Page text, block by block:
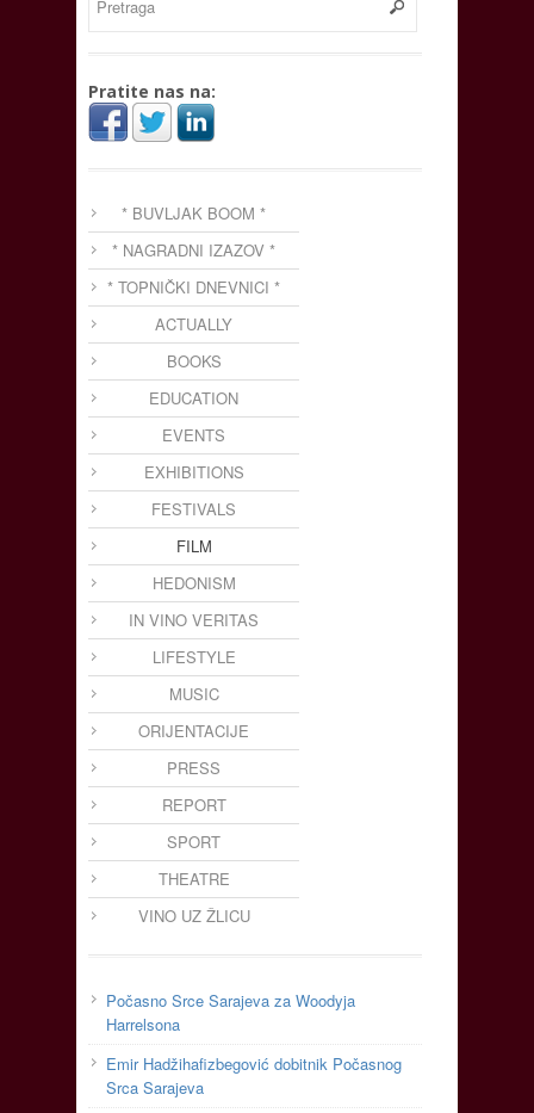
Pratite nas na:
* BUVLJAK BOOM *
* NAGRADNI IZAZOV *
* TOPNIČKI DNEVNICI *
ACTUALLY
BOOKS
EDUCATION
EVENTS
EXHIBITIONS
FESTIVALS
FILM
HEDONISM
IN VINO VERITAS
LIFESTYLE
MUSIC
ORIJENTACIJE
PRESS
REPORT
SPORT
THEATRE
VINO UZ ŽLICU
Počasno Srce Sarajeva za Woodyja
Harrelsona
Emir Hadžihafizbegović dobitnik Počasnog
Srca Sarajeva